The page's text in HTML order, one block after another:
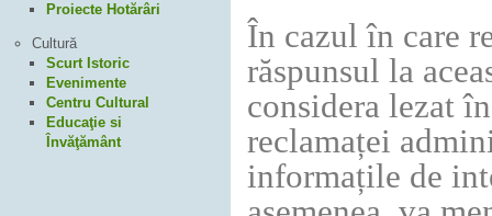
În cazul în care
răspunsul la
considera lezat
reclamaței
informațile de
Proiecte Hotărâri
Cultură
Scurt Istoric
Evenimente
Centru Cultural
Educaţie si
Învăţământ